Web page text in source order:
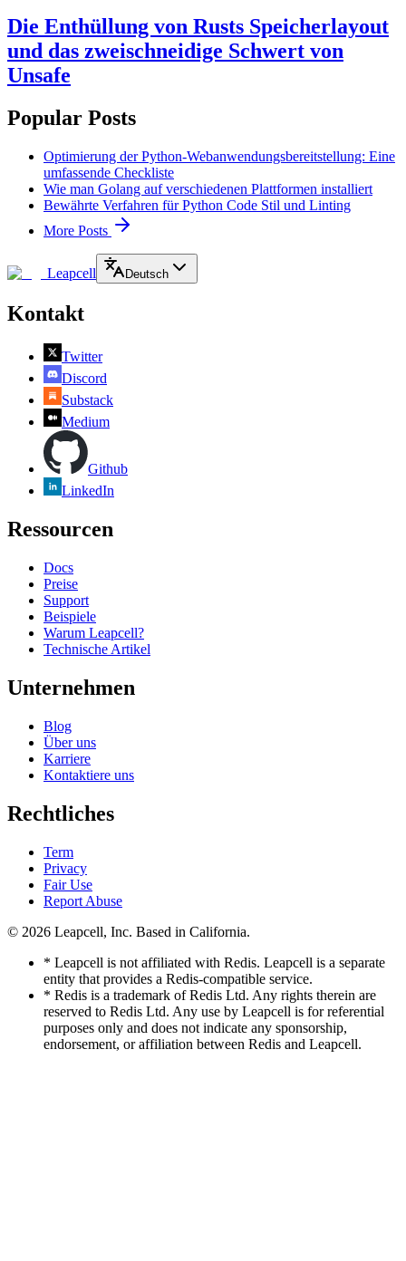
Die Enthüllung von Rusts Speicherlayout
und das zweischneidige Schwert von
Unsafe
Popular Posts
Optimierung der Python-Webanwendungsbereitstellung: Eine
umfassende Checkliste
Wie man Golang auf verschiedenen Plattformen installiert
Bewährte Verfahren für Python Code Stil und Linting
More Posts
Leapcell Deutsch
Kontakt
Twitter
Discord
Substack
Medium
Github
LinkedIn
Ressourcen
Docs
Preise
Support
Beispiele
Warum Leapcell?
Technische Artikel
Unternehmen
Blog
Über uns
Karriere
Kontaktiere uns
Rechtliches
Term
Privacy
Fair Use
Report Abuse
© 2026 Leapcell, Inc. Based in California.
* Leapcell is not affiliated with Redis. Leapcell is a separate
entity that provides a Redis-compatible service.
* Redis is a trademark of Redis Ltd. Any rights therein are
reserved to Redis Ltd. Any use by Leapcell is for referential
purposes only and does not indicate any sponsorship,
endorsement, or affiliation between Redis and Leapcell.